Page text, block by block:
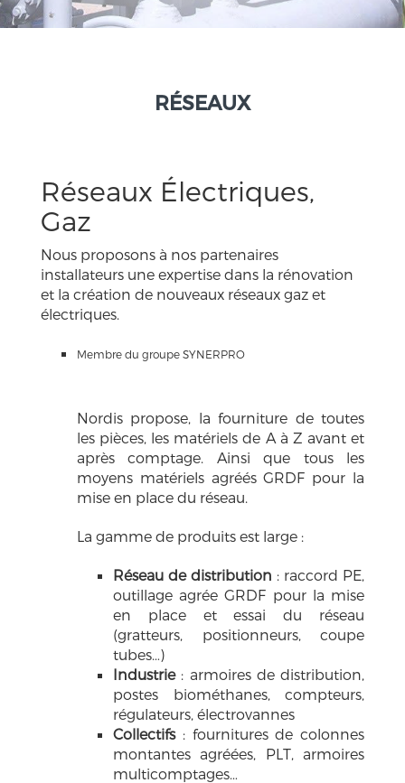
RÉSEAUX
Réseaux Électriques,
Gaz
Nous proposons à nos partenaires
installateurs une expertise dans la rénovation
et la création de nouveaux réseaux gaz et
électriques.
Membre du groupe SYNERPRO
Nordis propose, la fourniture de toutes
les pièces, les matériels de A à Z avant et
après comptage. Ainsi que tous les
moyens matériels agréés GRDF pour la
mise en place du réseau.
La gamme de produits est large :
Réseau de distribution : raccord PE,
outillage agrée GRDF pour la mise
en place et essai du réseau
(gratteurs, positionneurs, coupe
tubes…)
Industrie: armoires de distribution,
postes biométhanes, compteurs,
régulateurs, électrovannes
Collectifs: fournitures de colonnes
montantes agréées, PLT, armoires
multicomptages…